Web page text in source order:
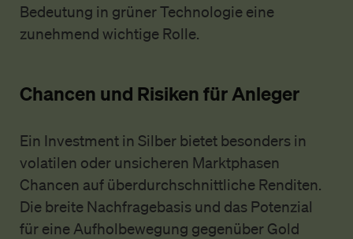
Bedeutung in grüner Technologie eine
zunehmend wichtige Rolle.
Chancen und Risiken für Anleger
Ein Investment in Silber bietet besonders in
volatilen oder unsicheren Marktphasen
Chancen auf überdurchschnittliche Renditen.
Die breite Nachfragebasis und das Potenzial
für eine Aufholbewegung gegenüber Gold